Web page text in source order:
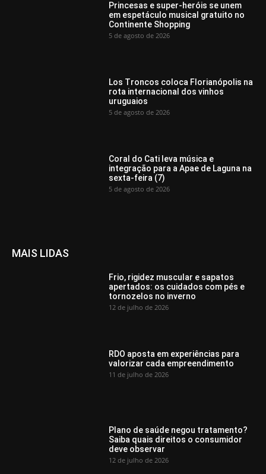
Princesas e super-heróis se unem
em espetáculo musical gratuito no
Continente Shopping
5 de agosto de 2026
Los Troncos coloca Florianópolis na
rota internacional dos vinhos
uruguaios
5 de agosto de 2026
Coral do Cati leva música e
integração para a Apae de Laguna na
sexta-feira (7)
5 de agosto de 2026
MAIS LIDAS
Frio, rigidez muscular e sapatos
apertados: os cuidados com pés e
tornozelos no inverno
12 de julho de 2026
RDO aposta em experiências para
valorizar cada empreendimento
11 de julho de 2026
Plano de saúde negou tratamento?
Saiba quais direitos o consumidor
deve observar
12 de julho de 2026